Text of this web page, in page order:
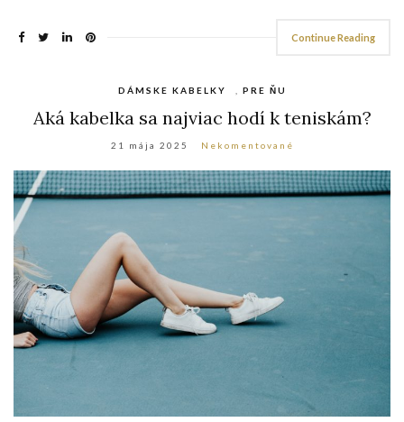
Continue Reading
DÁMSKE KABELKY PRE ŇU
Aká kabelka sa najviac hodí k teniskám?
21 mája 2025 Nekomentované